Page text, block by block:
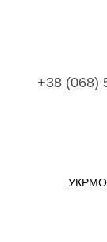
+38 (068)